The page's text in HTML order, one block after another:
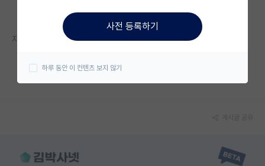
미국 대학원 합격 후기 게시판
대학원생 모집 게시판
연구실(PI) 홍보 게시판
학부 인턴 게시판
자세한 내용은 홈페이지를 참고해 주세요.
https://www.anyang.ac.kr/main/communication/notice.do?
사전 등록하기
하루 동안 이 컨텐츠 보지 않기